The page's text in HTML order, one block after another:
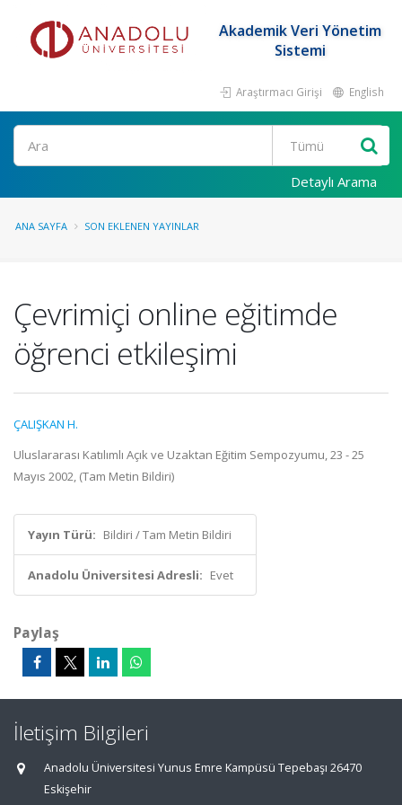
Akademik Veri Yönetim
Sistemi
Araştırmacı Girişi English
Ara
Detaylı Arama
ANA SAYFA SON EKLENEN YAYINLAR
Çevrimiçi online eğitimde
öğrenci etkileşimi
ÇALIŞKAN H.
Uluslararası Katılımlı Açık ve Uzaktan Eğitim Sempozyumu, 23 - 25
Mayıs 2002, (Tam Metin Bildiri)
Yayın Türü: Bildiri / Tam Metin Bildiri
Anadolu Üniversitesi Adresli: Evet
Paylaş
İletişim Bilgileri
Anadolu Üniversitesi Yunus Emre Kampüsü Tepebaşı 26470
Eskişehir